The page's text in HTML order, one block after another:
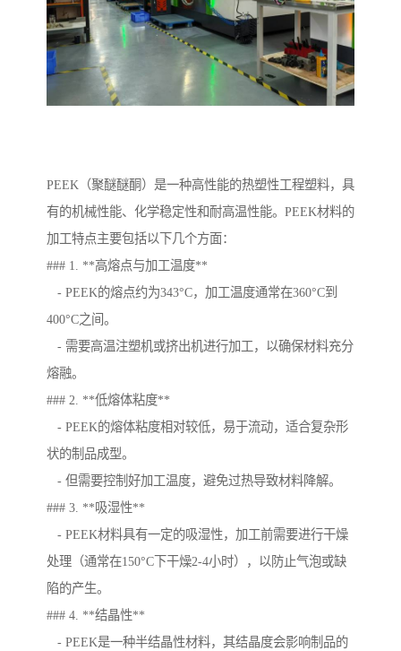
PEEK（聚醚醚酮）是一种高性能的热塑性工程塑料，具
有的机械性能、化学稳定性和耐高温性能。PEEK材料的
加工特点主要包括以下几个方面：
### 1. **高熔点与加工温度**
- PEEK的熔点约为343°C，加工温度通常在360°C到
400°C之间。
- 需要高温注塑机或挤出机进行加工，以确保材料充分
熔融。
### 2. **低熔体粘度**
- PEEK的熔体粘度相对较低，易于流动，适合复杂形
状的制品成型。
- 但需要控制好加工温度，避免过热导致材料降解。
### 3. **吸湿性**
- PEEK材料具有一定的吸湿性，加工前需要进行干燥
处理（通常在150°C下干燥2-4小时），以防止气泡或缺
陷的产生。
### 4. **结晶性**
- PEEK是一种半结晶性材料，其结晶度会影响制品的